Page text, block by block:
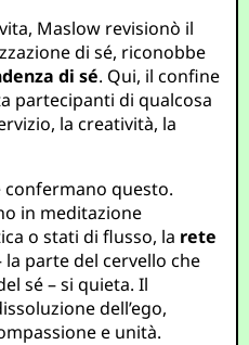
Maslow revisionò il
di sé, riconobbe
di sé. Qui, il confine
partecipanti di qualcosa
la creatività, la
confermano questo.
in meditazione
o stati di flusso, la rete
la parte del cervello che
sé – si quieta. Il
dell’ego,
e unità.